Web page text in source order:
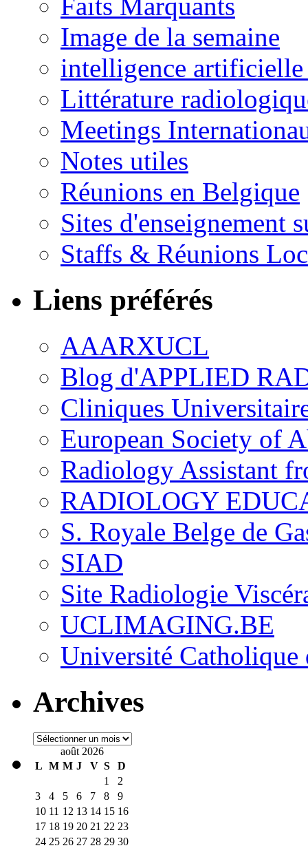
Image de la semaine
intelligence
Littérature
Meetings
Notes utiles
Réunions en Belgique
Sites d'enseignement
Staffs & Réunions
Liens préférés
AAARXUCL
Blog d'APPLIED
Cliniques
European Society of
Radiology Assistant
RADIOLOGY
S. Royale Belge de
SIAD
Site Radiologie
UCLIMAGING.BE
Université Catholique
Archives
Archives
août 2026
L M M J V S
D
1
2
3
4 5 6 7 8
9
10 11 12 13 14 15 16
17 18 19 20 21 22 23
24 25 26 27 28 29 30